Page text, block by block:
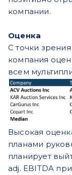
компании.
Оценка
С точки
компания
всем
Высокая
планами
планирует
adj. EBITDA